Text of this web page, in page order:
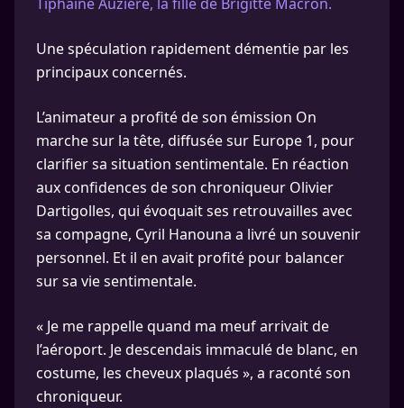
Une spéculation rapidement démentie par les
principaux concernés.
L’animateur a profité de son émission On
marche sur la tête, diffusée sur Europe 1, pour
clarifier sa situation sentimentale. En réaction
aux confidences de son chroniqueur Olivier
Dartigolles, qui évoquait ses retrouvailles avec
sa compagne, Cyril Hanouna a livré un souvenir
personnel. Et il en avait profité pour balancer
sur sa vie sentimentale.
« Je me rappelle quand ma meuf arrivait de
l’aéroport. Je descendais immaculé de blanc, en
costume, les cheveux plaqués », a raconté son
chroniqueur.